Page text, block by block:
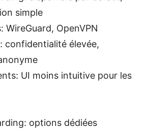
simple
WireGuard, OpenVPN
confidentialité élevée,
UI moins intuitive pour les
options dédiées